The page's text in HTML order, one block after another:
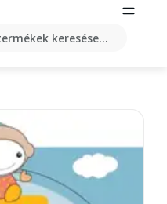
keresése...